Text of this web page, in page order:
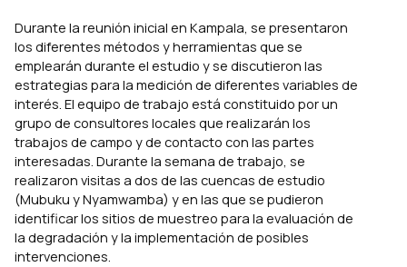
Durante la reunión inicial en Kampala, se presentaron
los diferentes métodos y herramientas que se
emplearán durante el estudio y se discutieron las
estrategias para la medición de diferentes variables de
interés. El equipo de trabajo está constituido por un
grupo de consultores locales que realizarán los
trabajos de campo y de contacto con las partes
interesadas. Durante la semana de trabajo, se
realizaron visitas a dos de las cuencas de estudio
(Mubuku y Nyamwamba) y en las que se pudieron
identificar los sitios de muestreo para la evaluación de
la degradación y la implementación de posibles
intervenciones.